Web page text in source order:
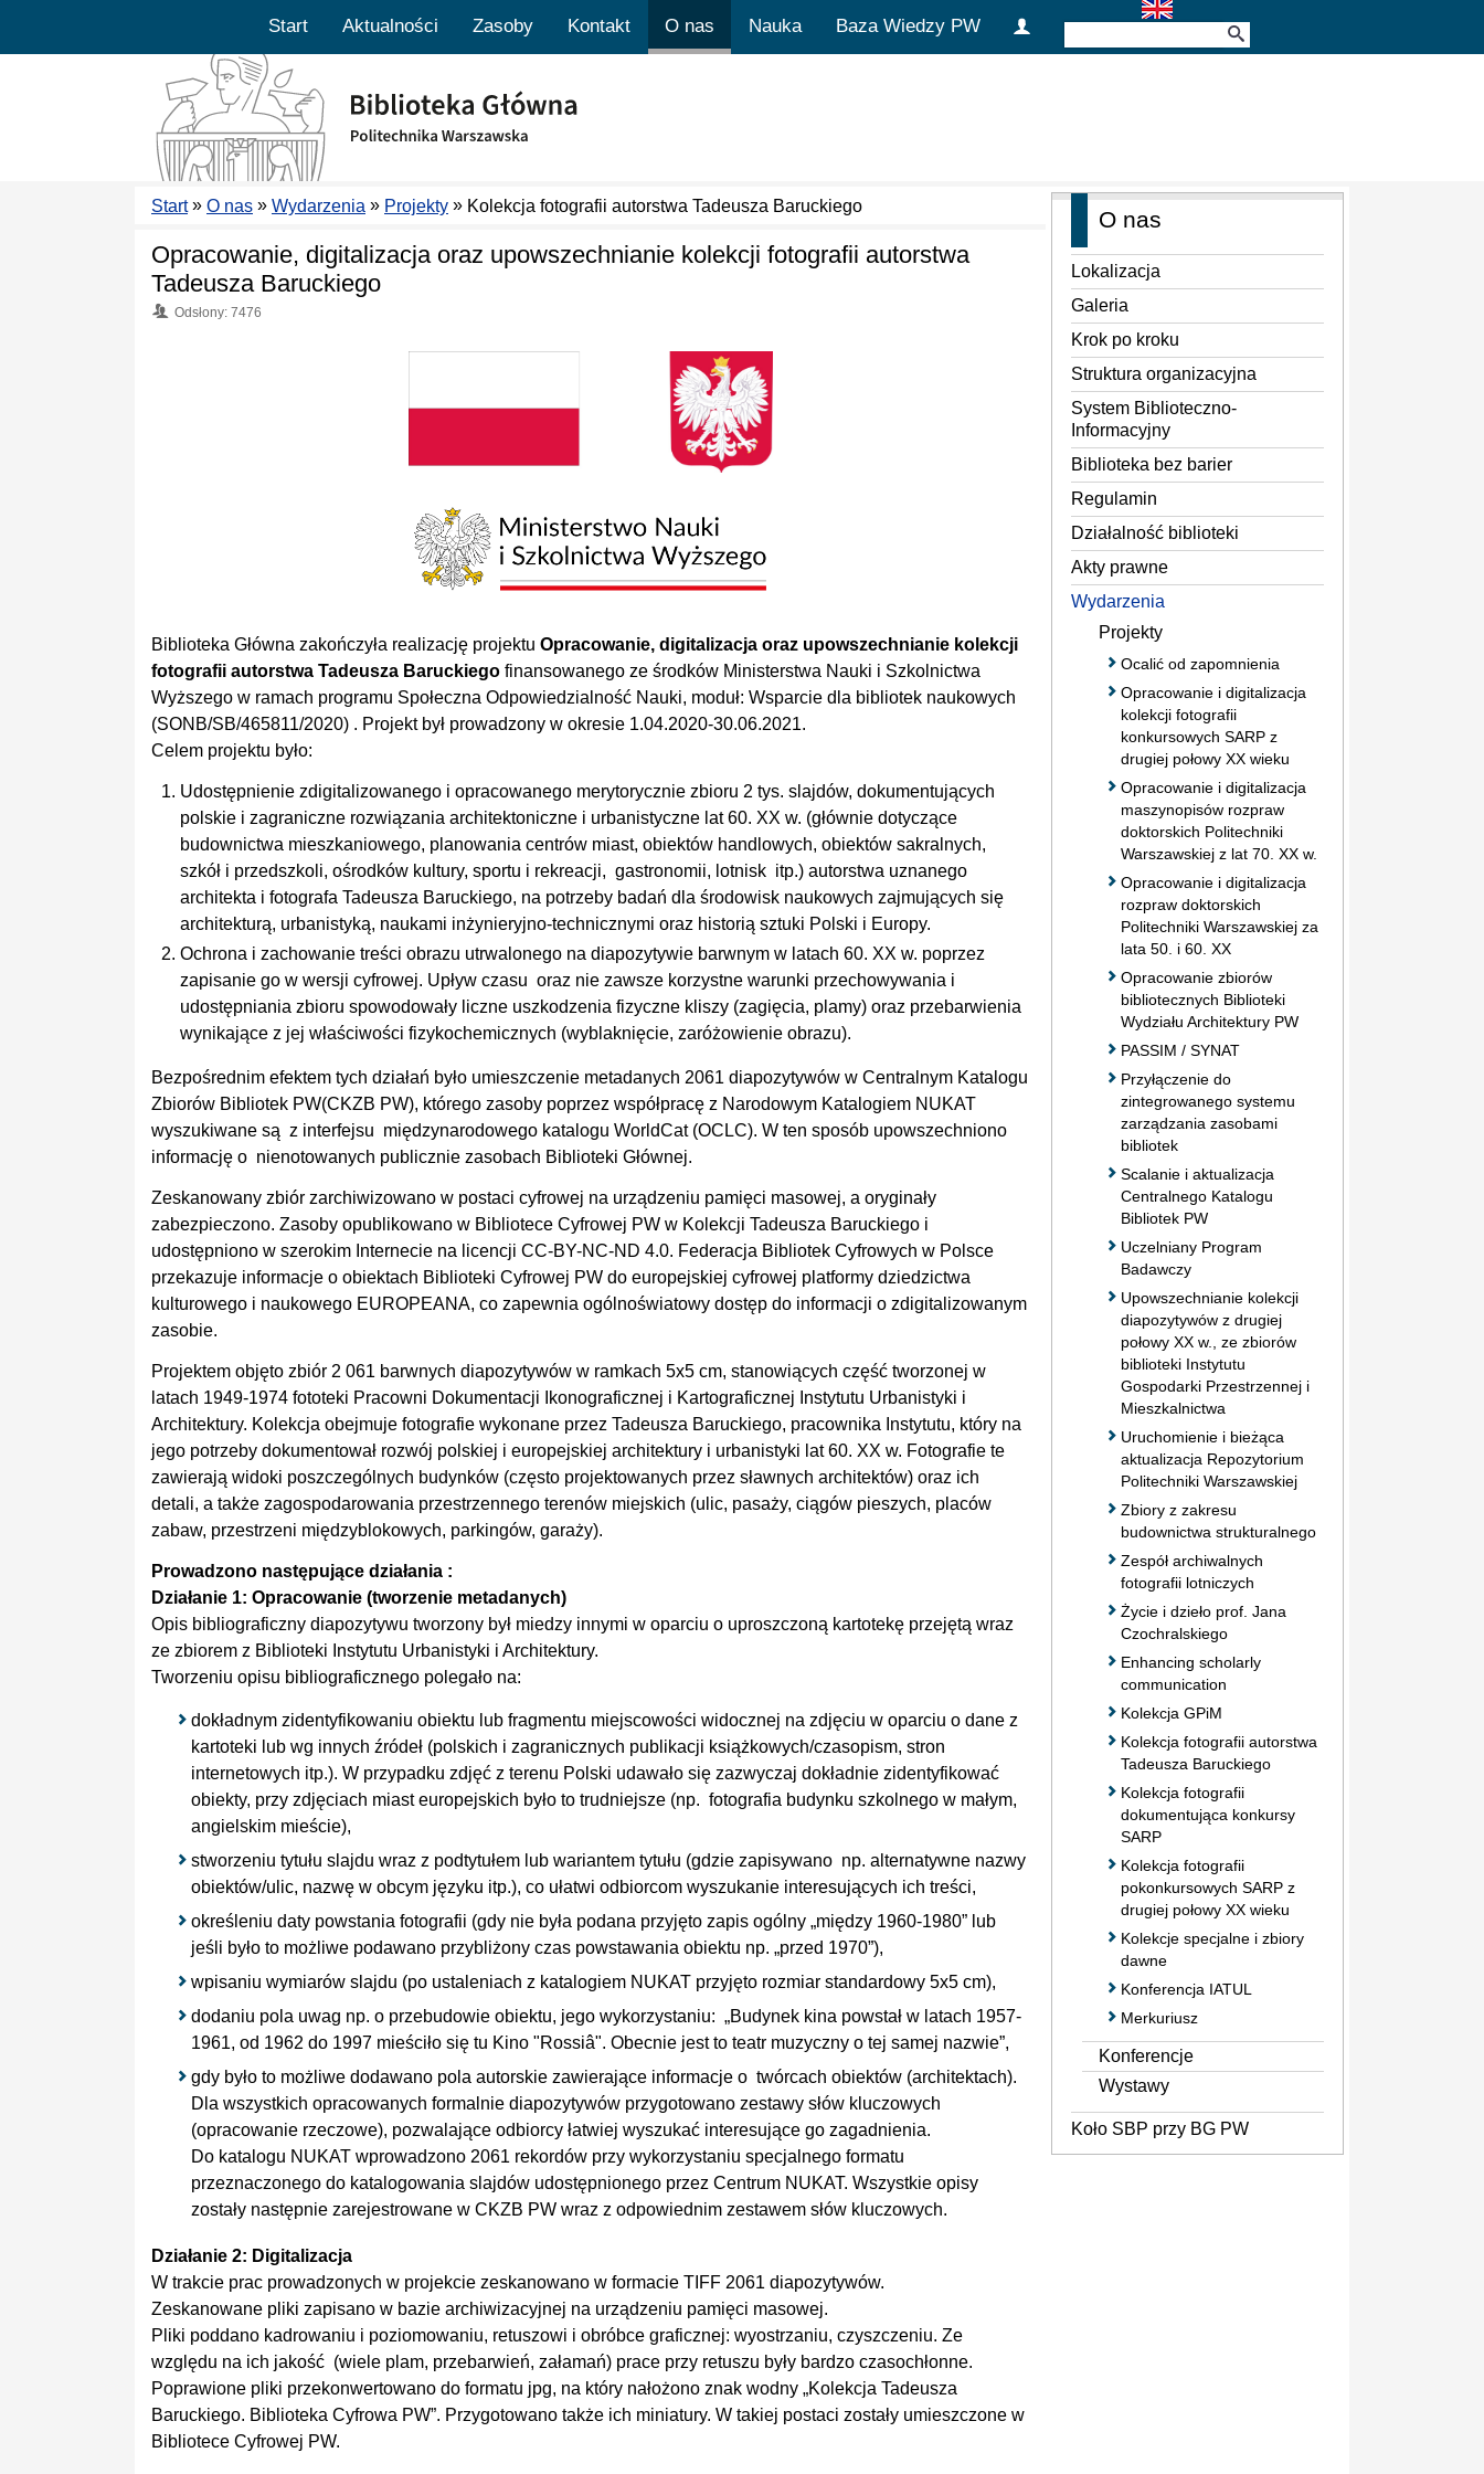
Start Aktualności Zasoby Kontakt O nas Nauka Baza Wiedzy PW
Start» O nas » Wydarzenia » Projekty » Kolekcja fotografii autorstwa Tadeusza Baruckiego
Opracowanie, digitalizacja oraz upowszechnianie kolekcji fotografii autorstwa
Tadeusza Baruckiego
Odsłony: 7476
Biblioteka Główna zakończyła realizację projektu Opracowanie, digitalizacja oraz upowszechnianie kolekcji
fotografii autorstwa Tadeusza Baruckiego finansowanego ze środków Ministerstwa Nauki i Szkolnictwa
Wyższego w ramach programu Społeczna Odpowiedzialność Nauki, moduł: Wsparcie dla bibliotek naukowych
(SONB/SB/465811/2020) . Projekt był prowadzony w okresie 1.04.2020-30.06.2021.
Celem projektu było:
Udostępnienie zdigitalizowanego i opracowanego merytorycznie zbioru 2 tys. slajdów, dokumentujących
polskie i zagraniczne rozwiązania architektoniczne i urbanistyczne lat 60. XX w. (głównie dotyczące
budownictwa mieszkaniowego, planowania centrów miast, obiektów handlowych, obiektów sakralnych,
szkół i przedszkoli, ośrodków kultury, sportu i rekreacji, gastronomii, lotnisk itp.) autorstwa uznanego
architekta i fotografa Tadeusza Baruckiego, na potrzeby badań dla środowisk naukowych zajmujących się
architekturą, urbanistyką, naukami inżynieryjno-technicznymi oraz historią sztuki Polski i Europy.
Ochrona i zachowanie treści obrazu utrwalonego na diapozytywie barwnym w latach 60. XX w. poprzez
zapisanie go w wersji cyfrowej. Upływ czasu oraz nie zawsze korzystne warunki przechowywania i
udostępniania zbioru spowodowały liczne uszkodzenia fizyczne kliszy (zagięcia, plamy) oraz przebarwienia
wynikające z jej właściwości fizykochemicznych (wyblaknięcie, zaróżowienie obrazu).
Bezpośrednim efektem tych działań było umieszczenie metadanych 2061 diapozytywów w Centralnym Katalogu
Zbiorów Bibliotek PW(CKZB PW), którego zasoby poprzez współpracę z Narodowym Katalogiem NUKAT
wyszukiwane są z interfejsu międzynarodowego katalogu WorldCat (OCLC). W ten sposób upowszechniono
informację o nienotowanych publicznie zasobach Biblioteki Głównej.
Zeskanowany zbiór zarchiwizowano w postaci cyfrowej na urządzeniu pamięci masowej, a oryginały
zabezpieczono. Zasoby opublikowano w Bibliotece Cyfrowej PW w Kolekcji Tadeusza Baruckiego i
udostępniono w szerokim Internecie na licencji CC-BY-NC-ND 4.0. Federacja Bibliotek Cyfrowych w Polsce
przekazuje informacje o obiektach Biblioteki Cyfrowej PW do europejskiej cyfrowej platformy dziedzictwa
kulturowego i naukowego EUROPEANA, co zapewnia ogólnoświatowy dostęp do informacji o zdigitalizowanym
zasobie.
Projektem objęto zbiór 2 061 barwnych diapozytywów w ramkach 5x5 cm, stanowiących część tworzonej w
latach 1949-1974 fototeki Pracowni Dokumentacji Ikonograficznej i Kartograficznej Instytutu Urbanistyki i
Architektury. Kolekcja obejmuje fotografie wykonane przez Tadeusza Baruckiego, pracownika Instytutu, który na
jego potrzeby dokumentował rozwój polskiej i europejskiej architektury i urbanistyki lat 60. XX w. Fotografie te
zawierają widoki poszczególnych budynków (często projektowanych przez sławnych architektów) oraz ich
detali, a także zagospodarowania przestrzennego terenów miejskich (ulic, pasaży, ciągów pieszych, placów
zabaw, przestrzeni międzyblokowych, parkingów, garaży).
Prowadzono następujące działania :
Działanie 1: Opracowanie (tworzenie metadanych)
Opis bibliograficzny diapozytywu tworzony był miedzy innymi w oparciu o uproszczoną kartotekę przejętą wraz
ze zbiorem z Biblioteki Instytutu Urbanistyki i Architektury.
Tworzeniu opisu bibliograficznego polegało na:
dokładnym zidentyfikowaniu obiektu lub fragmentu miejscowości widocznej na zdjęciu w oparciu o dane z
kartoteki lub wg innych źródeł (polskich i zagranicznych publikacji książkowych/czasopism, stron
internetowych itp.). W przypadku zdjęć z terenu Polski udawało się zazwyczaj dokładnie zidentyfikować
obiekty, przy zdjęciach miast europejskich było to trudniejsze (np. fotografia budynku szkolnego w małym,
angielskim mieście),
stworzeniu tytułu slajdu wraz z podtytułem lub wariantem tytułu (gdzie zapisywano np. alternatywne nazwy
obiektów/ulic, nazwę w obcym języku itp.), co ułatwi odbiorcom wyszukanie interesujących ich treści,
określeniu daty powstania fotografii (gdy nie była podana przyjęto zapis ogólny „między 1960-1980” lub
jeśli było to możliwe podawano przybliżony czas powstawania obiektu np. „przed 1970”),
wpisaniu wymiarów slajdu (po ustaleniach z katalogiem NUKAT przyjęto rozmiar standardowy 5x5 cm),
dodaniu pola uwag np. o przebudowie obiektu, jego wykorzystaniu: „Budynek kina powstał w latach 1957-
1961, od 1962 do 1997 mieściło się tu Kino "Rossiâ". Obecnie jest to teatr muzyczny o tej samej nazwie”,
gdy było to możliwe dodawano pola autorskie zawierające informacje o twórcach obiektów (architektach).
Dla wszystkich opracowanych formalnie diapozytywów przygotowano zestawy słów kluczowych
(opracowanie rzeczowe), pozwalające odbiorcy łatwiej wyszukać interesujące go zagadnienia.
Do katalogu NUKAT wprowadzono 2061 rekordów przy wykorzystaniu specjalnego formatu
przeznaczonego do katalogowania slajdów udostępnionego przez Centrum NUKAT. Wszystkie opisy
zostały następnie zarejestrowane w CKZB PW wraz z odpowiednim zestawem słów kluczowych.
Działanie 2: Digitalizacja
W trakcie prac prowadzonych w projekcie zeskanowano w formacie TIFF 2061 diapozytywów.
Zeskanowane pliki zapisano w bazie archiwizacyjnej na urządzeniu pamięci masowej.
Pliki poddano kadrowaniu i poziomowaniu, retuszowi i obróbce graficznej: wyostrzaniu, czyszczeniu. Ze
względu na ich jakość (wiele plam, przebarwień, załamań) prace przy retuszu były bardzo czasochłonne.
Poprawione pliki przekonwertowano do formatu jpg, na który nałożono znak wodny „Kolekcja Tadeusza
Baruckiego. Biblioteka Cyfrowa PW”. Przygotowano także ich miniatury. W takiej postaci zostały umieszczone w
Bibliotece Cyfrowej PW.
O nas
Lokalizacja
Galeria
Krok po kroku
Struktura organizacyjna
System Biblioteczno-
Informacyjny
Biblioteka bez barier
Regulamin
Działalność biblioteki
Akty prawne
Wydarzenia
Projekty
Ocalić od zapomnienia
Opracowanie i digitalizacja
kolekcji fotografii
konkursowych SARP z
drugiej połowy XX wieku
Opracowanie i digitalizacja
maszynopisów rozpraw
doktorskich Politechniki
Warszawskiej z lat 70. XX w.
Opracowanie i digitalizacja
rozpraw doktorskich
Politechniki Warszawskiej za
lata 50. i 60. XX
Opracowanie zbiorów
bibliotecznych Biblioteki
Wydziału Architektury PW
PASSIM / SYNAT
Przyłączenie do
zintegrowanego systemu
zarządzania zasobami
bibliotek
Scalanie i aktualizacja
Centralnego Katalogu
Bibliotek PW
Uczelniany Program
Badawczy
Upowszechnianie kolekcji
diapozytywów z drugiej
połowy XX w., ze zbiorów
biblioteki Instytutu
Gospodarki Przestrzennej i
Mieszkalnictwa
Uruchomienie i bieżąca
aktualizacja Repozytorium
Politechniki Warszawskiej
Zbiory z zakresu
budownictwa strukturalnego
Zespół archiwalnych
fotografii lotniczych
Życie i dzieło prof. Jana
Czochralskiego
Enhancing scholarly
communication
Kolekcja GPiM
Kolekcja fotografii autorstwa
Tadeusza Baruckiego
Kolekcja fotografii
dokumentująca konkursy
SARP
Kolekcja fotografii
pokonkursowych SARP z
drugiej połowy XX wieku
Kolekcje specjalne i zbiory
dawne
Konferencja IATUL
Merkuriusz
Konferencje
Wystawy
Koło SBP przy BG PW